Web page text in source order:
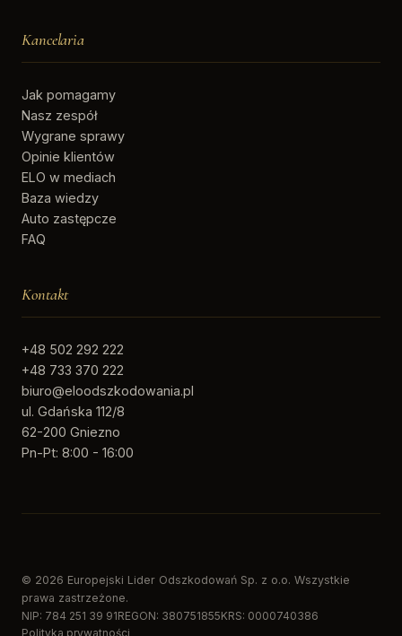
Kancelaria
Jak pomagamy
Nasz zespół
Wygrane sprawy
Opinie klientów
ELO w mediach
Baza wiedzy
Auto zastępcze
FAQ
Kontakt
+48 502 292 222
+48 733 370 222
biuro@eloodszkodowania.pl
ul. Gdańska 112/8
62-200 Gniezno
Pn-Pt: 8:00 - 16:00
© 2026 Europejski Lider Odszkodowań Sp. z o.o. Wszystkie
prawa zastrzeżone.
NIP: 784 251 39 91REGON: 380751855KRS: 0000740386
Polityka prywatności